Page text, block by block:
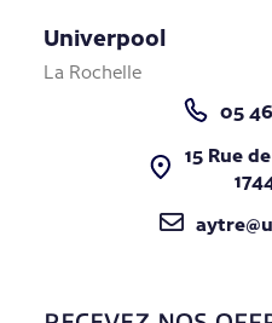
Univerpool
La Rochelle
05
15 Rue